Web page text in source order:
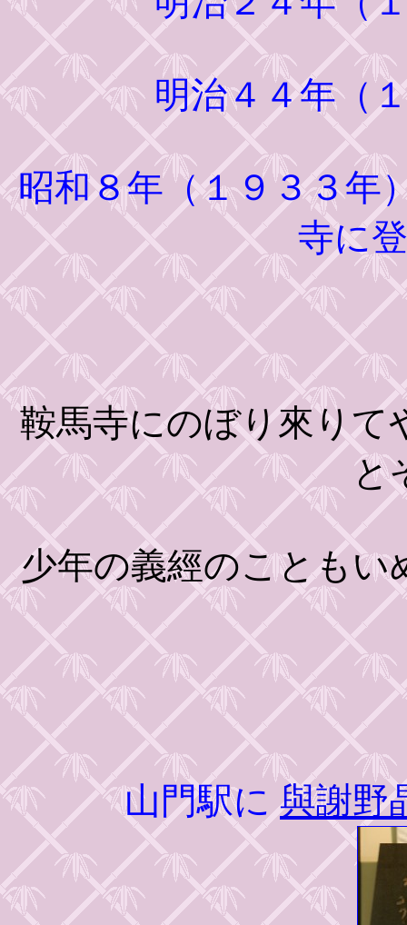
明治４４年（
昭和８年（１９３３年
寺に
鞍馬寺にのぼり來りて
と
少年の義經のこともい
山門駅に與謝野